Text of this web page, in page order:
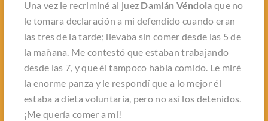
Una vez le recriminé al juez Damián Véndola que no
le tomara declaración a mi defendido cuando eran
las tres de la tarde; llevaba sin comer desde las 5 de
la mañana. Me contestó que estaban trabajando
desde las 7, y que él tampoco había comido. Le miré
la enorme panza y le respondí que a lo mejor él
estaba a dieta voluntaria, pero no así los detenidos.
¡Me quería comer a mí!